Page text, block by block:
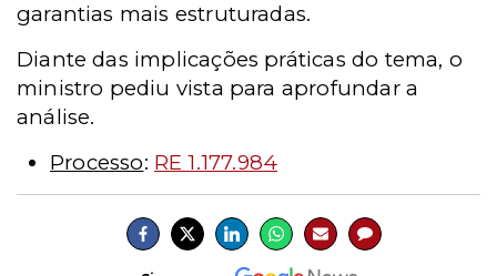
garantias mais estruturadas.
Diante das implicações práticas do tema, o
ministro pediu vista para aprofundar a
análise.
Processo: RE 1.177.984